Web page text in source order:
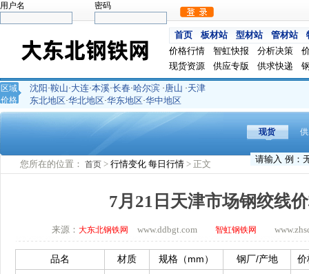
用户名 密码
首页 板材站 型材站 管材站
价格行情
智虹快报 分析决策
现货资源
供应专版 供求快递
区域
价格
沈阳 ·鞍山·大连·本溪·长春·哈尔滨 ·唐山 ·天津
东北地区·华北地区·华东地区·华中地区
现货
您所在的位置： 首页 > 行情变化 每日行情 > 正文
7月21日天津市场钢绞线
来源：大东北钢铁网 www.ddbgt.com智虹钢铁网
品名 材质 规格（ mm ） 钢厂/产地 价